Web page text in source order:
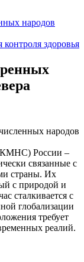
народов
здоровья
России –
связанные с
страны. Их
с природой и
сталкивается с
глобализации
требует
реалий.